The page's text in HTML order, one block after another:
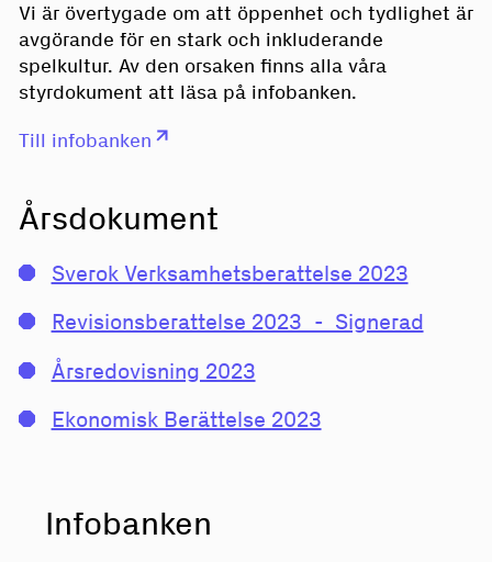
Vi är övertygade om att öppenhet och tydlighet är
avgörande för en stark och inkluderande
spelkultur. Av den orsaken finns alla våra
styrdokument att läsa på infobanken.
Till infobanken
Årsdokument
Sverok Verksamhetsberattelse 2023
Revisionsberattelse 2023_-_Signerad
Årsredovisning 2023
Ekonomisk Berättelse 2023
Infobanken